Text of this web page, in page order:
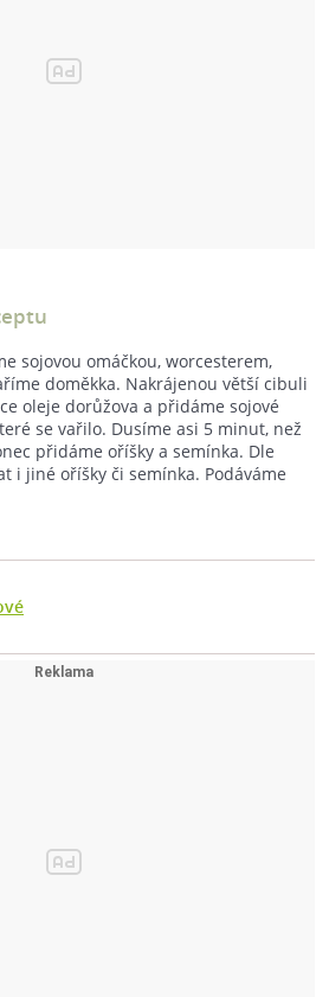
sojovou omáčkou, worcesterem,
doměkka. Nakrájenou větší cibuli
oleje dorůžova a přidáme sojové
se vařilo. Dusíme asi 5 minut, než
přidáme oříšky a semínka. Dle
i jiné oříšky či semínka. Podáváme